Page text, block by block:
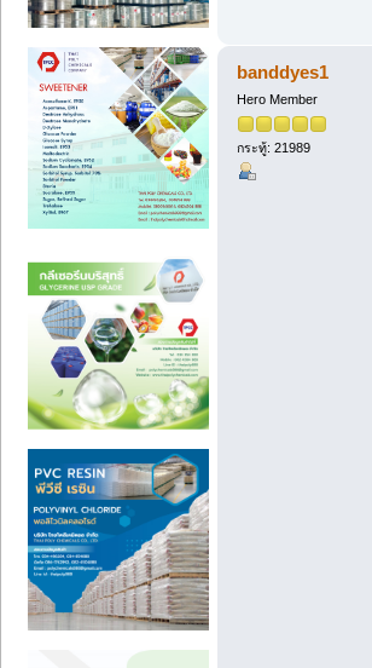
banddyes1
Hero Member
กระทู้: 21989